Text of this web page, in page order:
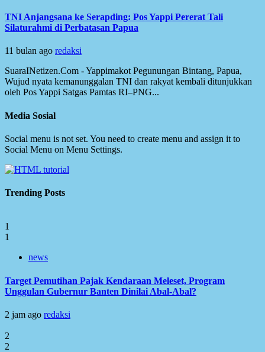
TNI Anjangsana ke Serapding: Pos Yappi Pererat Tali
Silaturahmi di Perbatasan Papua
11 bulan ago redaksi
SuaraINetizen.Com - Yappimakot Pegunungan Bintang, Papua,
Wujud nyata kemanunggalan TNI dan rakyat kembali ditunjukkan
oleh Pos Yappi Satgas Pamtas RI–PNG...
Media Sosial
Social menu is not set. You need to create menu and assign it to
Social Menu on Menu Settings.
Trending Posts
1
1
news
Target Pemutihan Pajak Kendaraan Meleset, Program
Unggulan Gubernur Banten Dinilai Abal-Abal?
2 jam ago redaksi
2
2